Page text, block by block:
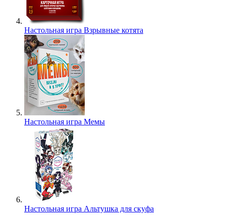
Настольная игра Взрывные котята
Настольная игра Мемы
Настольная игра Альтушка для скуфа